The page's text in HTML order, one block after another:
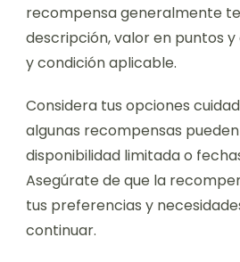
recompensa generalmente
descripción, valor en puntos
y condición aplicable.
Considera tus opciones
algunas recompensas
disponibilidad limitada o
Asegúrate de que la
tus preferencias y
continuar.